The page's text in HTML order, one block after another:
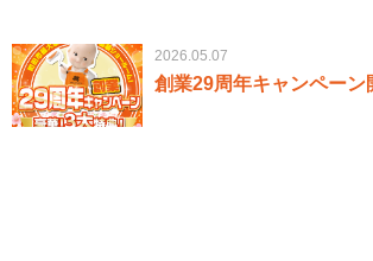
2026.05.07
創業29周年キャンペー